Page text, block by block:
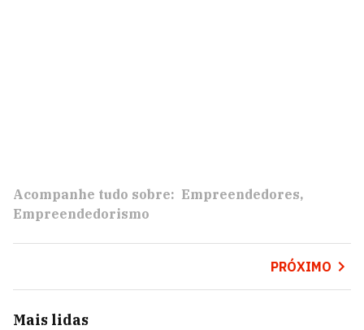
Acompanhe tudo sobre: Empreendedores
Empreendedorismo
PRÓXIMO
Mais lidas